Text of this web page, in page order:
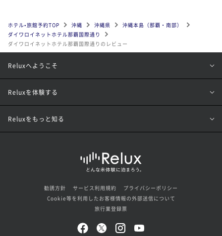
ホテル•旅館予約TOP 沖縄 沖縄県
沖縄本島（那覇・南部）
ダイワロイネットホテル那覇国際通り
ダイワロイネットホテル那覇国際通りのレビュー
Reluxへようこそ
Reluxを体験する
Reluxをもっと知る
勧誘方針 サービス利用規約
プライバシーポリシー
Cookie等を利用したお客様情報の外部送信について
旅行業登録票